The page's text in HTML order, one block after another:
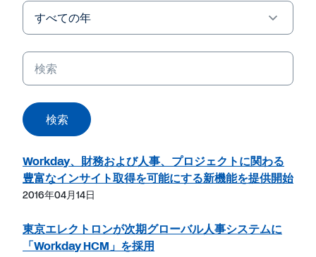
Year
キ
ー
ー
ド
検索
Workday、財務および人事、プロジェクトに関わる
豊富なインサイト取得を可能にする新機能を提供開始
2016年04月14日
東京エレクトロンが次期グローバル人事システムに
「Workday HCM」を採用